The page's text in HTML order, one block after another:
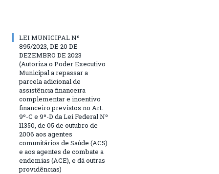
LEI MUNICIPAL Nº
895/2023, DE 20 DE
DEZEMBRO DE 2023
(Autoriza o Poder Executivo
Municipal a repassar a
parcela adicional de
assistência financeira
complementar e incentivo
financeiro previstos no Art.
9º-C e 9º-D da Lei Federal Nº
11350, de 05 de outubro de
2006 aos agentes
comunitários de Saúde (ACS)
e aos agentes de combate a
endemias (ACE), e dá outras
providências)